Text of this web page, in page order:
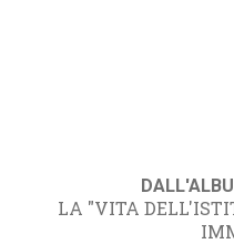
LA "VITA